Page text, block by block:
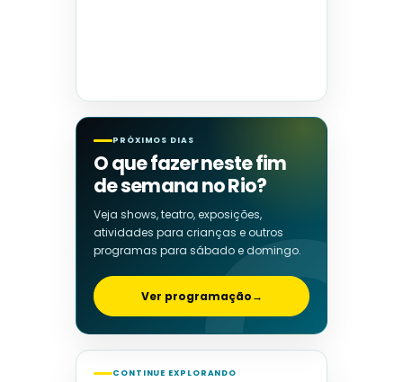
PRÓXIMOS DIAS
O que fazer neste fim
de semana no Rio?
Veja shows, teatro, exposições,
atividades para crianças e outros
programas para sábado e domingo.
Ver programação→
CONTINUE EXPLORANDO